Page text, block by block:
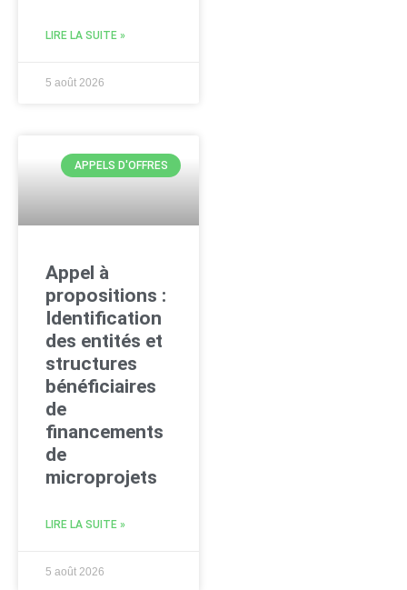
LIRE LA SUITE »
5 août 2026
APPELS D'OFFRES
Appel à
propositions :
Identification
des entités et
structures
bénéficiaires
de
financements
de
microprojets
LIRE LA SUITE »
5 août 2026